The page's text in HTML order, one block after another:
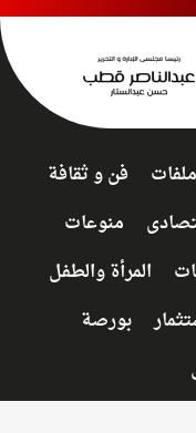
فن و ثقافة
منوعات
المرأة والطفل
بورصة